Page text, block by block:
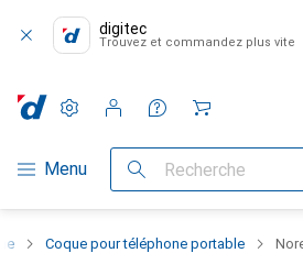
digitec
Trouvez et commandez plus vite
Navigation par catégorie
Menu Recherche
Paramètres
Compte client
Listes de comparaison
Listes d'envies
Panier
Coque pour téléphone portable